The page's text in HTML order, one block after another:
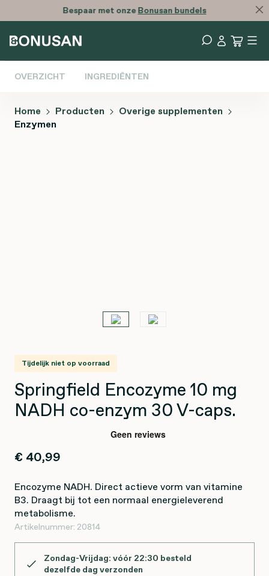
Bespaar met onzeBonusan bundels
OVERZICHT INGREDIËNTEN
Home Producten
Overige supplementen
Enzymen
Tijdelijk niet op voorraad
Springfield Encozyme 10 mg
NADH co-enzym 30 V-caps.
€ 40,99
Encozyme NADH. Direct actieve vorm van vitamine
B3. Draagt bij tot een normaal energieleverend
metabolisme.
Artikelnummer: 20814
Zondag-Vrijdag: vóór 22:30 besteld
dezelfde dag verzonden